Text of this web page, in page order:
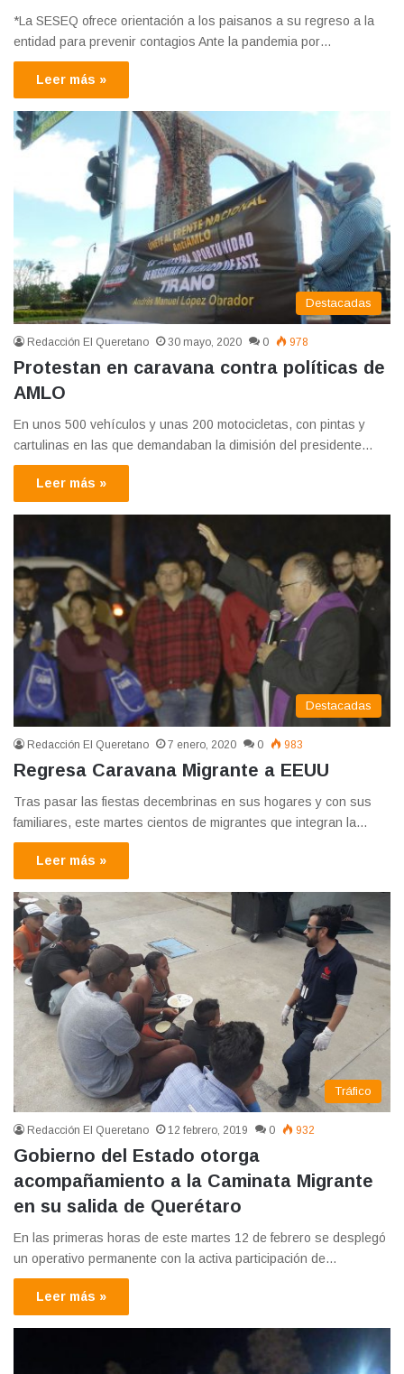
*La SESEQ ofrece orientación a los paisanos a su regreso a la
entidad para prevenir contagios Ante la pandemia por…
Leer más »
Destacadas
Redacción El Queretano 30 mayo, 2020 0 978
Protestan en caravana contra políticas de
AMLO
En unos 500 vehículos y unas 200 motocicletas, con pintas y
cartulinas en las que demandaban la dimisión del presidente…
Leer más »
Destacadas
Redacción El Queretano 7 enero, 2020 0 983
Regresa Caravana Migrante a EEUU
Tras pasar las fiestas decembrinas en sus hogares y con sus
familiares, este martes cientos de migrantes que integran la…
Leer más »
Tráfico
Redacción El Queretano 12 febrero, 2019 0 932
Gobierno del Estado otorga
acompañamiento a la Caminata Migrante
en su salida de Querétaro
En las primeras horas de este martes 12 de febrero se desplegó
un operativo permanente con la activa participación de…
Leer más »